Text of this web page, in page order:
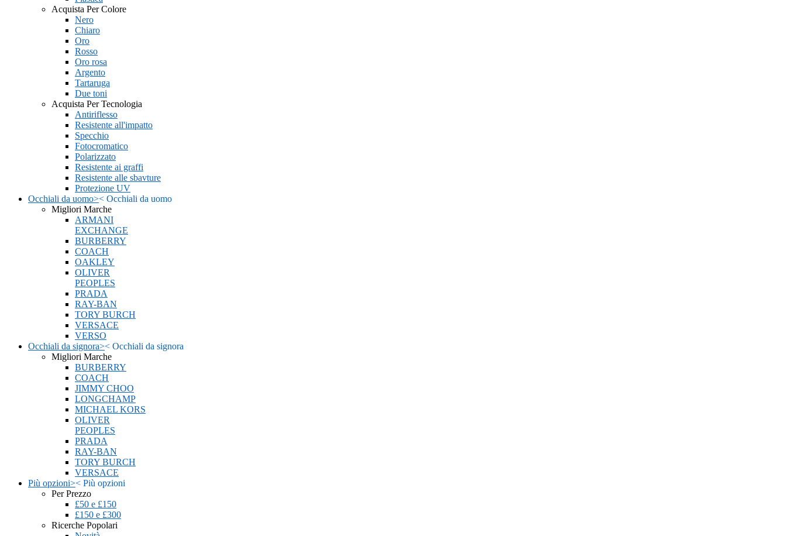
Acquista Per Colore
Nero
Chiaro
Oro
Rosso
Oro rosa
Argento
Tartaruga
Due toni
Acquista Per Tecnologia
Antiriflesso
Resistente all'impatto
Specchio
Fotocromatico
Polarizzato
Resistente ai graffi
Resistente alle sbavture
Protezione UV
Occhiali da uomo>< Occhiali da uomo
Migliori Marche
ARMANI
EXCHANGE
BURBERRY
COACH
OAKLEY
OLIVER
PEOPLES
PRADA
RAY-BAN
TORY BURCH
VERSACE
VERSO
Occhiali da signora>< Occhiali da signora
Migliori Marche
BURBERRY
COACH
JIMMY CHOO
LONGCHAMP
MICHAEL KORS
OLIVER
PEOPLES
PRADA
RAY-BAN
TORY BURCH
VERSACE
Più opzioni>< Più opzioni
Per Prezzo
£50 e £150
£150 e £300
Ricerche Popolari